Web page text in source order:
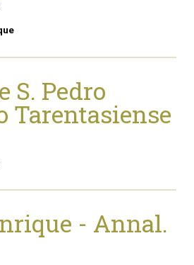
S. Pedro
Tarentasiense
- Annal.